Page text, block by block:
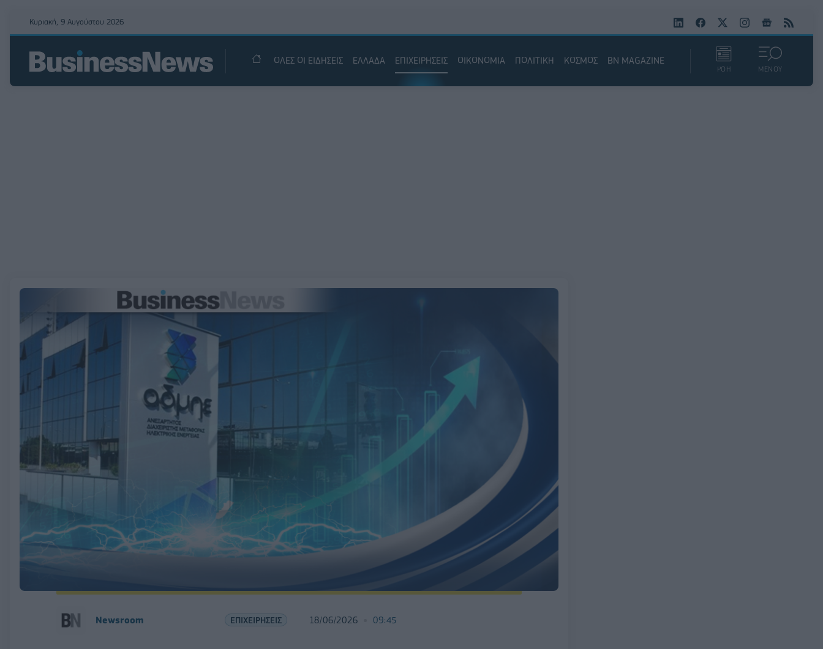
Κυριακή, 9 Αυγούστου 2026
ΟΛΕΣ ΟΙ ΕΙΔΗΣΕΙΣ ΕΛΛΑΔΑ ΕΠΙΧΕΙΡΗΣΕΙΣ ΟΙΚΟΝΟΜΙΑ ΠΟΛΙΤΙΚΗ ΚΟΣΜΟΣ BN MAGAZINE
ΡΟΗ ΜΕΝΟΥ
Νewsroom ΕΠΙΧΕΙΡΗΣΕΙΣ 18/06/2026 09:45